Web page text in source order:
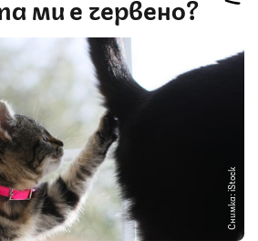
ми е червено?
Снимка: iStock